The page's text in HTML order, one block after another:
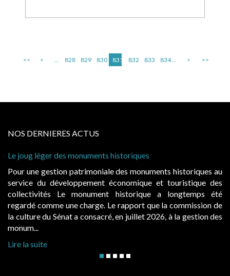
<< < ... 828 829 830 831 832 833 834... > >>
NOS DERNIERES ACTUS
historiques
des monuments historiques au
économique et touristique des
historique a longtemps été
Le rapport que la commission de
en juillet 2026, à la gestion des
Cabines de plage : le juge
Evocatrices des bains
également un beau sujet
public, elles donnent
d’occupation. Saisies par